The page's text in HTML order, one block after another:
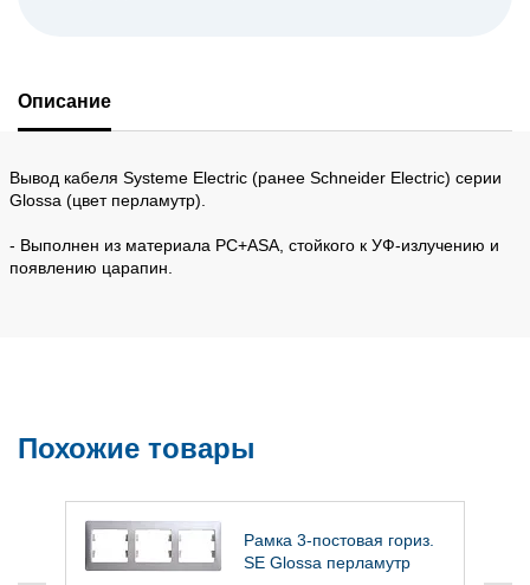
Описание
Вывод кабеля Systeme Electric (ранее Schneider Electric) серии
Glossa (цвет перламутр).
- Выполнен из материала PС+ASA, стойкого к УФ-излучению и
появлению царапин.
Похожие товары
Рамка 3-постовая гориз.
SE Glossa перламутр